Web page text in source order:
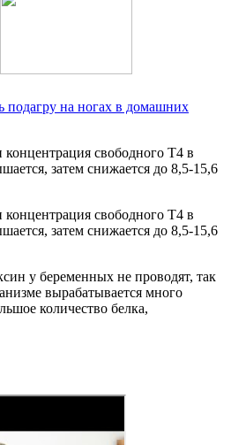
подагру на ногах в домашних
свободного Т4 в
затем снижается до 8,5-15,6
свободного Т4 в
затем снижается до 8,5-15,6
у беременных не проводят, так
вырабатывается много
количество белка,